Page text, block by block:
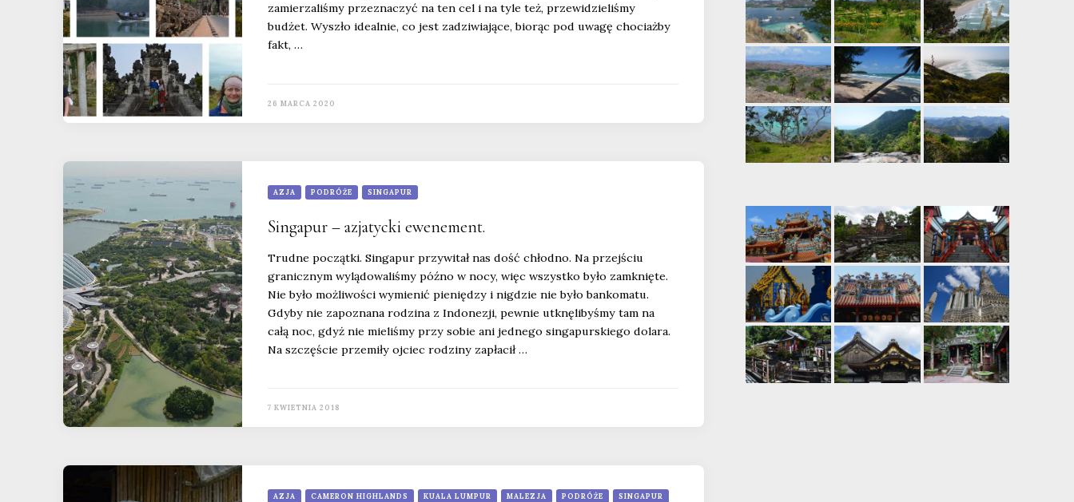
zamierzaliśmy przeznaczyć na ten cel i na tyle też, przewidzieliśmy
budżet. Wyszło idealnie, co jest zadziwiające, biorąc pod uwagę chociażby
fakt, …
26 MARCA 2020
AZJA PODRÓŻE SINGAPUR
Singapur – azjatycki ewenement.
Trudne początki. Singapur przywitał nas dość chłodno. Na przejściu
granicznym wylądowaliśmy późno w nocy, więc wszystko było zamknięte.
Nie było możliwości wymienić pieniędzy i nigdzie nie było bankomatu.
Gdyby nie zapoznana rodzina z Indonezji, pewnie utknęlibyśmy tam na
całą noc, gdyż nie mieliśmy przy sobie ani jednego singapurskiego dolara.
Na szczęście przemiły ojciec rodziny zapłacił …
7 KWIETNIA 2018
AZJA CAMERON HIGHLANDS KUALA LUMPUR MALEZJA PODRÓŻE SINGAPUR